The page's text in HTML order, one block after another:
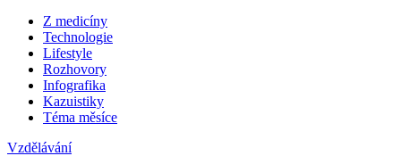
Z medicíny
Technologie
Lifestyle
Rozhovory
Infografika
Kazuistiky
Téma měsíce
Vzdělávání